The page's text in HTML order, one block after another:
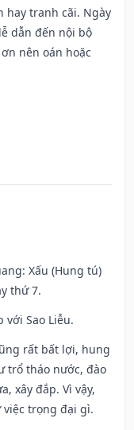
hay tranh cãi. Ngày
dẫn đến nội bộ
nên oán hoặc
Xấu (Hung tú)
thứ 7.
với Sao Liễu.
rất bất lợi, hung
trổ tháo nước, đào
xây đắp. Vì vậy,
trọng đại gì.